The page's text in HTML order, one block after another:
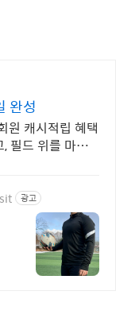
완성
원 캐시적립 혜택
필드 위를 마음
광고